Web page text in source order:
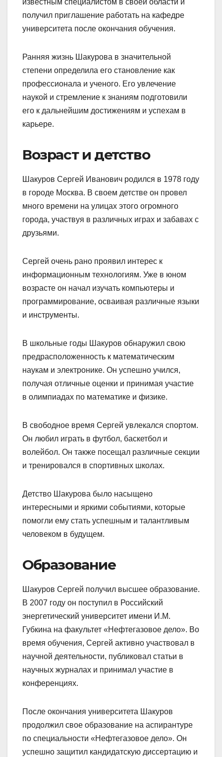
известным специалистом в своей области и
получил приглашение работать на кафедре
университета после окончания обучения.
Ранняя жизнь Шакурова в значительной
степени определила его становление как
профессионала и ученого. Его увлечение
наукой и стремление к знаниям подготовили
его к дальнейшим достижениям и успехам в
карьере.
Возраст и детство
Шакуров Сергей Иванович родился в 1978 году
в городе Москва. В своем детстве он провел
много времени на улицах этого огромного
города, участвуя в различных играх и забавах с
друзьями.
Сергей очень рано проявил интерес к
информационным технологиям. Уже в юном
возрасте он начал изучать компьютеры и
программирование, осваивая различные языки
и инструменты.
В школьные годы Шакуров обнаружил свою
предрасположенность к математическим
наукам и электронике. Он успешно учился,
получая отличные оценки и принимая участие
в олимпиадах по математике и физике.
В свободное время Сергей увлекался спортом.
Он любил играть в футбол, баскетбол и
волейбол. Он также посещал различные секции
и тренировался в спортивных школах.
Детство Шакурова было насыщено
интересными и яркими событиями, которые
помогли ему стать успешным и талантливым
человеком в будущем.
Образование
Шакуров Сергей получил высшее образование.
В 2007 году он поступил в Российский
энергетический университет имени И.М.
Губкина на факультет «Нефтегазовое дело». Во
время обучения, Сергей активно участвовал в
научной деятельности, публиковал статьи в
научных журналах и принимал участие в
конференциях.
После окончания университета Шакуров
продолжил свое образование на аспирантуре
по специальности «Нефтегазовое дело». Он
успешно защитил кандидатскую диссертацию и